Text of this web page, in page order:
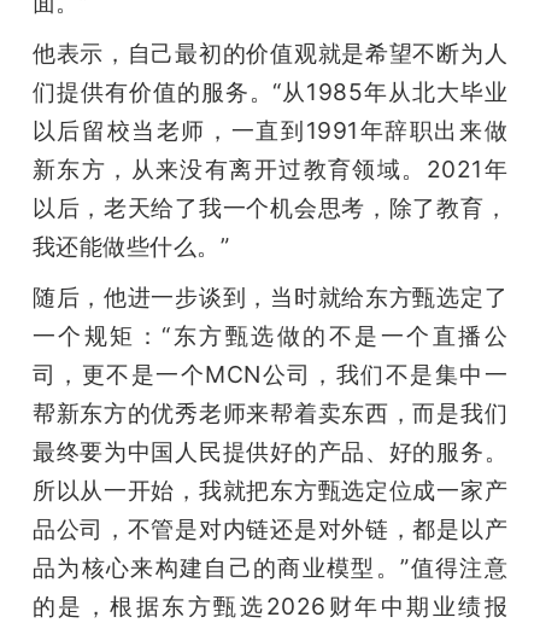
他表示，自己最初的价值观就是希望不断为人
们提供有价值的服务。“从1985年从北大毕业
以后留校当老师，一直到1991年辞职出来做
新东方，从来没有离开过教育领域。2021年
以后，老天给了我一个机会思考，除了教育，
我还能做些什么。”
随后，他进一步谈到，当时就给东方甄选定了
一个规矩：“东方甄选做的不是一个直播公
司，更不是一个MCN公司，我们不是集中一
帮新东方的优秀老师来帮着卖东西，而是我们
最终要为中国人民提供好的产品、好的服务。
所以从一开始，我就把东方甄选定位成一家产
品公司，不管是对内链还是对外链，都是以产
品为核心来构建自己的商业模型。”值得注意
的是，根据东方甄选2026财年中期业绩报